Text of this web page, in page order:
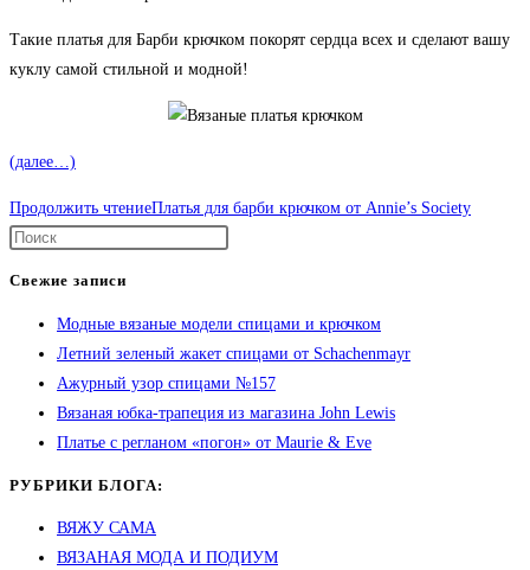
Такие платья для Барби крючком покорят сердца всех и сделают вашу
куклу самой стильной и модной!
(далее…)
Продолжить чтениеПлатья для барби крючком от Annie’s Society
Свежие записи
Модные вязаные модели спицами и крючком
Летний зеленый жакет спицами от Schachenmayr
Ажурный узор спицами №157
Вязаная юбка-трапеция из магазина John Lewis
Платье с регланом «погон» от Maurie & Eve
РУБРИКИ БЛОГА:
ВЯЖУ САМА
ВЯЗАНАЯ МОДА И ПОДИУМ